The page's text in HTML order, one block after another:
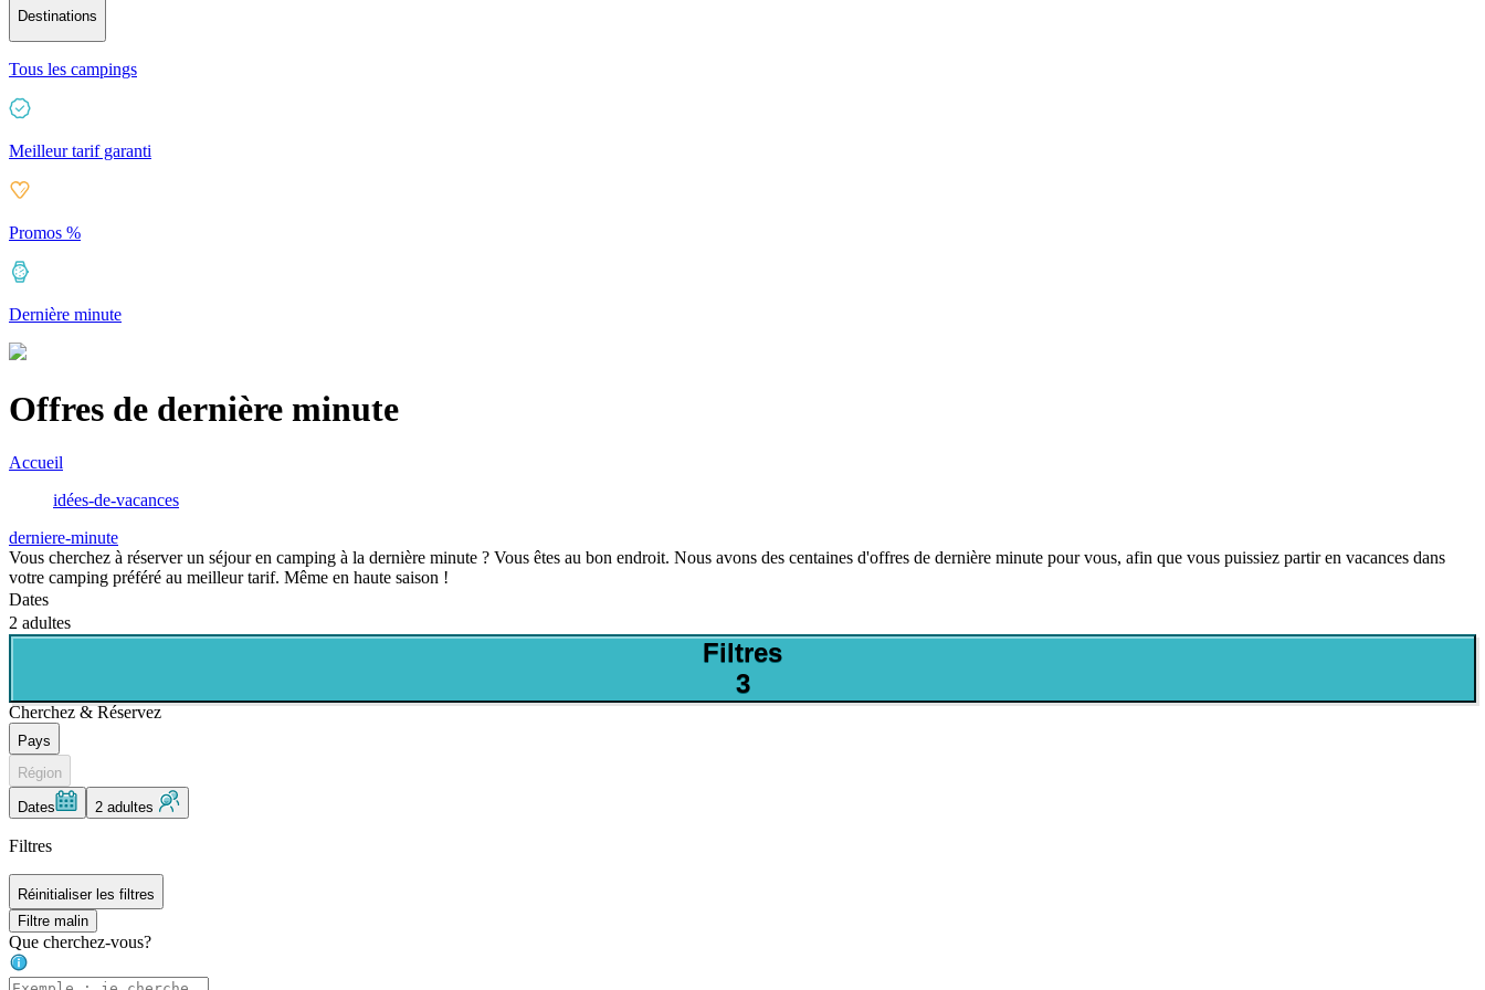
Destinations
Tous les campings
Meilleur tarif garanti
Promos %
Dernière minute
Offres de dernière minute
Accueil
idées-de-vacances
derniere-minute
Vous cherchez à réserver un séjour en camping à la dernière minute ? Vous êtes au bon endroit. Nous avons des centaines d'offres de dernière minute pour vous, afin que vous puissiez partir en vacances dans
votre camping préféré au meilleur tarif. Même en haute saison !
Dates
2 adultes
Filtres
3
Cherchez & Réservez
Pays
Région
Dates 2 adultes
Filtres
Réinitialiser les filtres
Filtre malin
Que cherchez-vous?